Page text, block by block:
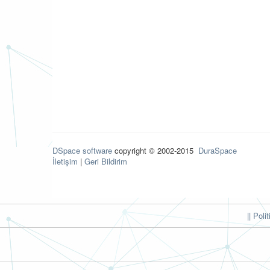
DSpace software copyright © 2002-2015 DuraSpace
İletişim | Geri Bildirim
||